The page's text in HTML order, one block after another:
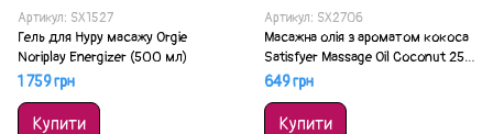
Артикул: SX1527
Гель для Нуру масажу Orgie
Noriplay Energizer (500 мл)
1 759 грн
Купити
Артикул: SX2706
Масажна олія з ароматом кокоса
Satisfyer Massage Oil Coconut 250
мл
649 грн
Купити